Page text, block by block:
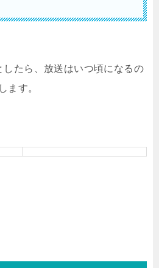
したら、放送はいつ頃になるの
ます。